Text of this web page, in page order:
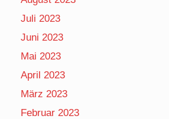
Juli 2023
Juni 2023
Mai 2023
April 2023
März 2023
Februar 2023